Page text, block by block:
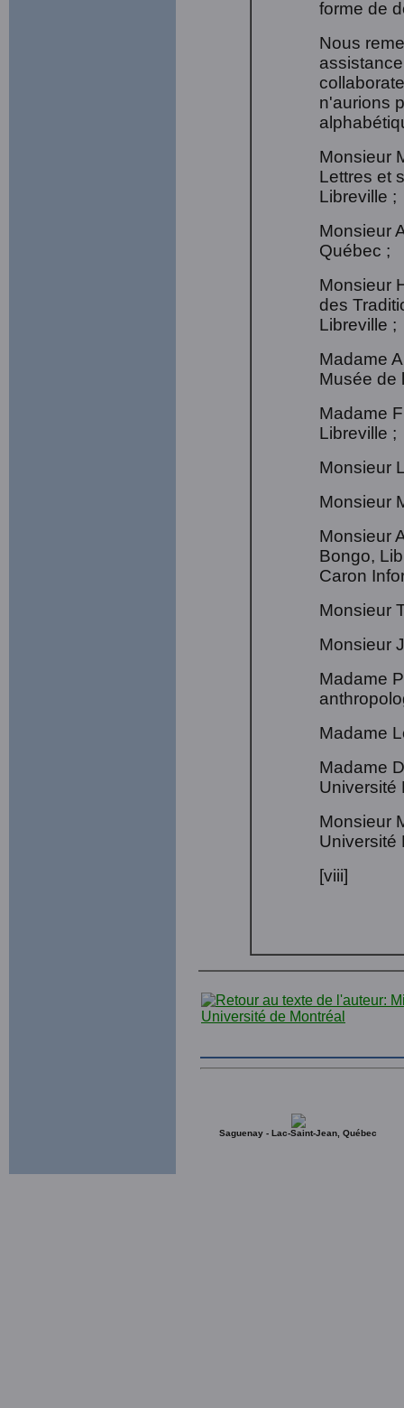
forme de
Nous
n'aurions
Monsieur
Lettres et
Libreville ;
Monsieur
Québec ;
Monsieur
des
Libreville ;
Madame
Musée de
Madame
Libreville ;
Monsieur
Monsieur
Monsieur
Bongo,
Caron
Monsieur
Monsieur
Madame
Madame
Madame
Université
Monsieur
Université
[viii]
Saguenay - Lac-Saint-Jean, Québec